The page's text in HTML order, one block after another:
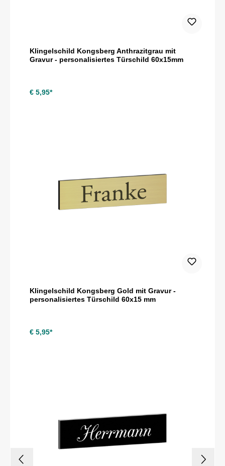
Klingelschild Kongsberg Anthrazitgrau mit
Gravur - personalisiertes Türschild 60x15mm
€ 5,95*
Klingelschild Kongsberg Gold mit Gravur -
personalisiertes Türschild 60x15 mm
€ 5,95*